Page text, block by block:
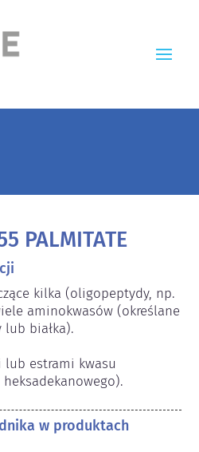
PALMITATE
kilka (oligopeptydy, np.
aminokwasów (określane
białka).
estrami kwasu
w produktach